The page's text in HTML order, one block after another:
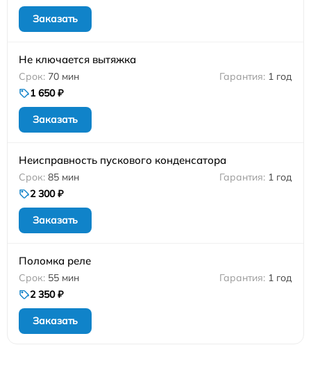
Заказать
Не ключается вытяжка
70 мин
1 год
1 650 ₽
Заказать
Неисправность пускового конденсатора
85 мин
1 год
2 300 ₽
Заказать
Поломка реле
55 мин
1 год
2 350 ₽
Заказать